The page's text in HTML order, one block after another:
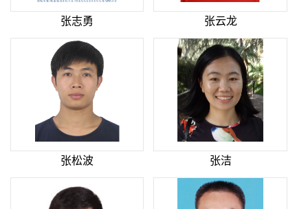
张志勇 张云龙
张松波 张洁